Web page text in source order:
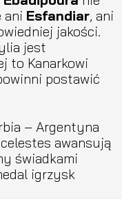
ani Esfandiar, ani
jakości.
jest
to Kanarkowi
postawić
– Argentyna
awansują
świadkami
igrzysk